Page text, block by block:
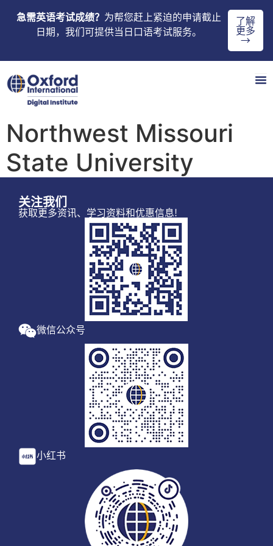
急需英语考试成绩？ 为帮您赶上紧迫的申请截止
日期，我们可提供当日口语考试服务。
了解
更多
→
Northwest Missouri
State University
关注我们
获取更多资讯、学习资料和优惠信息!
微信公众号
小红书